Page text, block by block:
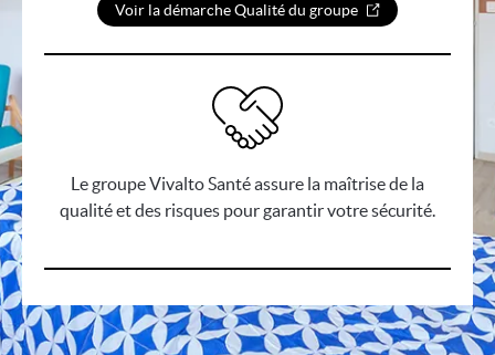
Voir la démarche Qualité du groupe
Le groupe Vivalto Santé assure la maîtrise de la
qualité et des risques pour garantir votre sécurité.